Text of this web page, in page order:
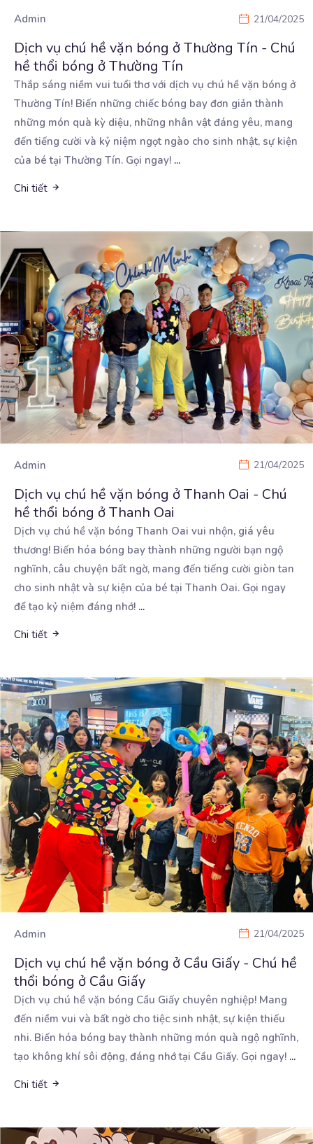
Admin 21/04/2025
Dịch vụ chú hề vặn bóng ở Thường Tín - Chú
hề thổi bóng ở Thường Tín
Thắp sáng niềm vui tuổi thơ với dịch vụ chú hề vặn bóng ở
Thường Tín! Biến những chiếc bóng bay đơn giản thành
những món quà kỳ diệu, những nhân vật đáng yêu, mang
đến tiếng cười và kỷ niệm ngọt ngào cho sinh nhật, sự kiện
của bé tại Thường Tín. Gọi ngay! ...
Chi tiết
Admin 21/04/2025
Dịch vụ chú hề vặn bóng ở Thanh Oai - Chú
hề thổi bóng ở Thanh Oai
Dịch vụ chú hề vặn bóng Thanh Oai vui nhộn, giá yêu
thương! Biến hóa bóng bay thành những người bạn ngộ
nghĩnh, câu chuyện bất ngờ, mang đến tiếng cười giòn tan
cho sinh nhật và sự kiện của bé tại Thanh Oai. Gọi ngay
để tạo kỷ niệm đáng nhớ! ...
Chi tiết
Admin 21/04/2025
Dịch vụ chú hề vặn bóng ở Cầu Giấy - Chú hề
thổi bóng ở Cầu Giấy
Dịch vụ chú hề vặn bóng Cầu Giấy chuyên nghiệp! Mang
đến niềm vui và bất ngờ cho tiệc sinh nhật, sự kiện thiếu
nhi. Biến hóa bóng bay thành những món quà ngộ nghĩnh,
tạo không khí sôi động, đáng nhớ tại Cầu Giấy. Gọi ngay! ...
Chi tiết